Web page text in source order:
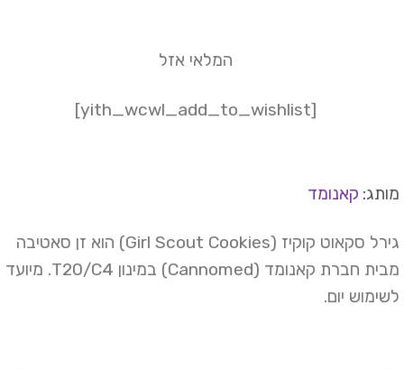
קאנומד
גירל סקאוט קוקיז (Girl Scout Cookies) הוא זן סאטיבה
מבית חברת קאנומד (Cannomed) במינון T20/C4. מיועד
יום.
המלאי אזל